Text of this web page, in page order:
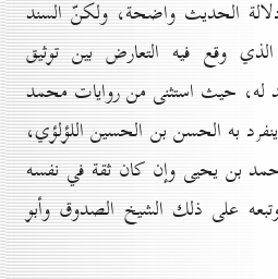
الحديث واضحة، ولكنّ السند
وقع فيه التعارض بين توثيق
له، حيث استثنى من روايات محمد
به الحسن بن الحسين اللؤلؤي،
بن يحيى وإن كان ثقة في نفسه
على ذلك الشيخ الصدوق وأبو